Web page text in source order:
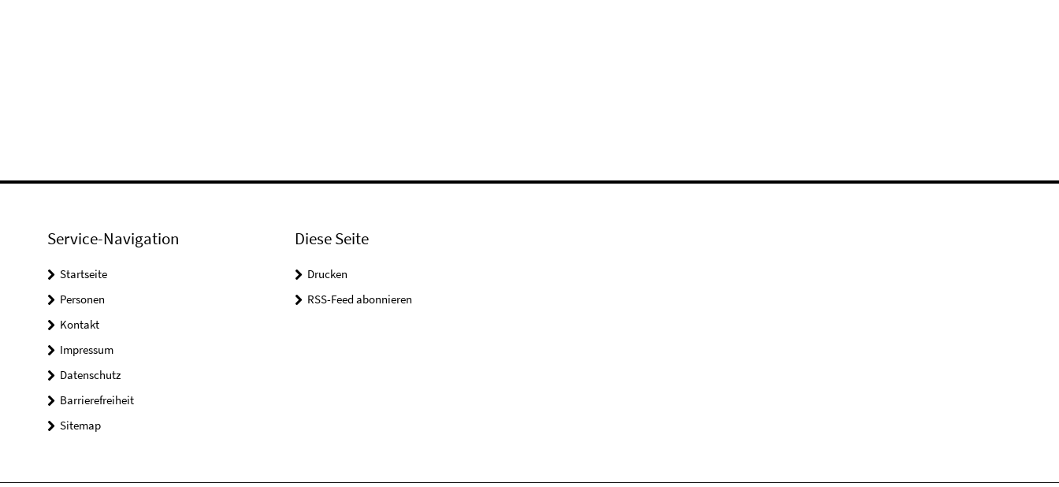
Service-Navigation
Startseite
Personen
Kontakt
Impressum
Datenschutz
Barrierefreiheit
Sitemap
Diese Seite
Drucken
RSS-Feed abonnieren